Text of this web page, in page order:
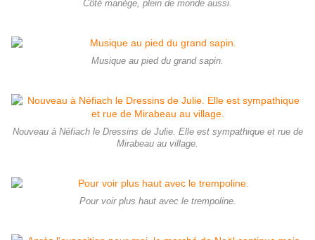
Côté manège, plein de monde aussi.
Musique au pied du grand sapin.
Nouveau à Néfiach le Dressins de Julie. Elle est sympathique et rue de
Mirabeau au village.
Pour voir plus haut avec le trempoline.